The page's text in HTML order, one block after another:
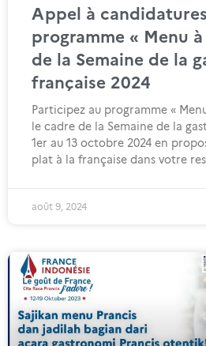
Appel à
programme « Menu
de la Semaine de la
française 2024
Participez au programme «
le cadre de la Semaine de la
1er au 13 octobre 2024 en
plat à la française dans votre
août 9, 2024